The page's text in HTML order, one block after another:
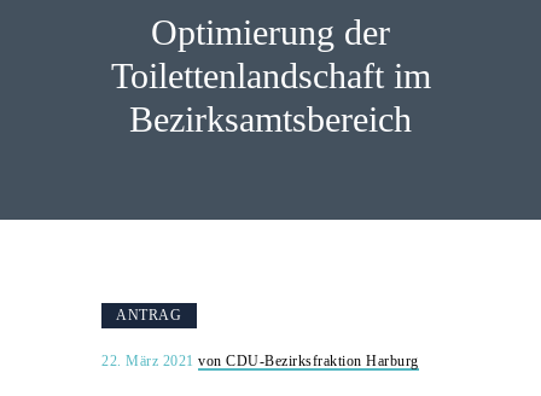
Optimierung der
Toilettenlandschaft im
Bezirksamtsbereich
UNSERE ARBEIT
AUSSCHÜSSE
AKTUELLES
PRESSE
ANTRAG
22. März 2021 von CDU-Bezirksfraktion Harburg